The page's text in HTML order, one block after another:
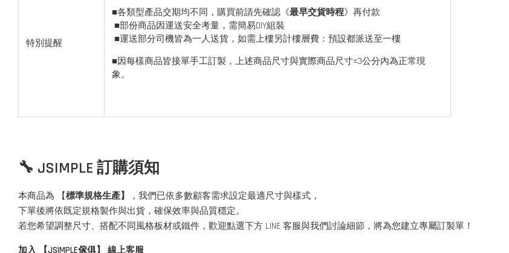
特別提醒
■各類型產品交期均不同，購買前請先確認《最早交貨時程》再付款
■部份商品因運送安全考量，需簡易DIY組裝
■運送部分司機皆為一人送貨，如需上樓另計樓層費：預設都派送至一樓
■因每樣商品皆接單手工訂製，上述商品尺寸與實際商品尺寸±3公分內為正常現
象。
🔧 JSIMPLE 訂購須知
本商品為 【標準規格生產】
，我們已依多數顧客需求設定最適尺寸與樣式，
下單後將依既定規格製作與出貨，確保效率與品質穩定。
若您希望調整尺寸、搭配不同風格板材或鐵件，歡迎點選下方 LINE 客服與我們討論細節，將為您建立專屬訂製單！
加入 【JSIMPLE傢俱】 線上客服